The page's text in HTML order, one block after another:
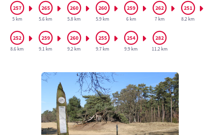
5 km 5.6 km 5.8 km 5.9 km 6 km 7 km 8.2 km
8.6 km 9.1 km 9.2 km 9.7 km 9.9 km 11.2 km